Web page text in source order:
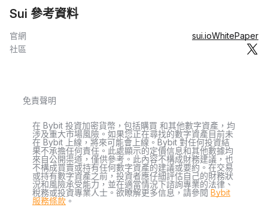
Sui 參考資料
官網 sui.ioWhitePaper
社區
免責聲明
在 Bybit 投資加密貨幣，包括購買 和其他數字資產，均
涉及重大市場風險。如果您正在尋找的數字資產目前未
在 Bybit 上線，將來可能會上線。Bybit 對任何投資結
果不承擔任何責任。此處顯示的定價信息和其他數據均
來自公開渠道，僅供參考。此內容不構成財務建議，也
不構成買賣或持有任何數字資產的建議或要約。在交易
或持有數字資產之前，投資者應仔細評估自己的財務狀
況和風險承受能力，並在適當情況下諮詢專業的法律、
稅務或投資專業人士。欲瞭解更多信息，請參閱 Bybit
服務條款 。